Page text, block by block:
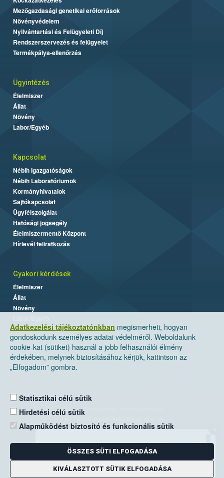
Adatkezelési tájékoztatónkban megismerheti, hogyan
gondoskodunk személyes adatai védelméről. Weboldalunk
cookie-kat (sütiket) használ a jobb felhasználói élmény
érdekében, melynek biztosításához kérjük, kattintson az
„Elfogadom” gombra.
Statisztikai célú sütik
Hirdetési célú sütik
Alapműködést biztosító és funkcionális sütik
ÖSSZES SÜTI ELFOGADÁSA
KIVÁLASZTOTT SÜTIK ELFOGADÁSA
Mezőgazdasági genetikai erőforrások
Növényvédelem
Nyilvántartási és Felügyeleti Díj
Rendszerszervezés és felügyelet
Termékpálya-ellenőrzés
Ügyintézés
Élelmiszer
Állat
Növény
Labor/Egyéb
Kapcsolat
Nébih Igazgatóságok
Nébih Laboratóriumok
Kormányhivatalok
Sajtókapcsolat
Ügyfélszolgálat
Hatósági jogsegély
Élelmiszermentő Központ
Hírlevél feliratkozás
Gyakori kérdések
Élelmiszer
Állat
Növény
Nemzeti Élelmiszerlánc-biztonsági Hivatal
Levelezési cím: 1525 Budapest. Pf. 30.
E-mail:ugyfelszolgalat@nebih.gov.hu
Zöld szám: 06-80/263-244
Telefon: 06-1/ 336-9000